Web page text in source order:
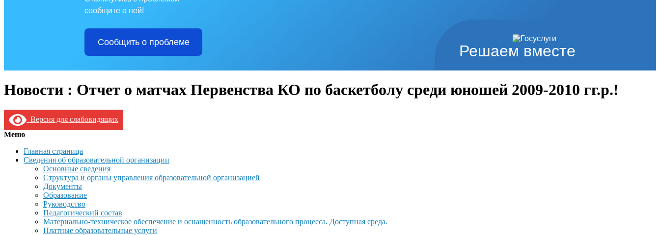
Решаем вместе
сообщите о ней!
Сообщить о проблеме
Новости : Отчет о матчах Первенства КО по баскетболу среди юношей 2009-2010 гг.р.!
Версия для слабовидящих
Меню
Главная страница
Сведения об образовательной организации
Основные сведения
Структура и органы управления образовательной организацией
Документы
Образование
Руководство
Педагогический состав
Материально-техническое обеспечение и оснащенность образовательного процесса. Доступная среда.
Платные образовательные услуги